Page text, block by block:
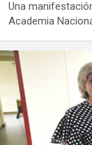
Una
Academia